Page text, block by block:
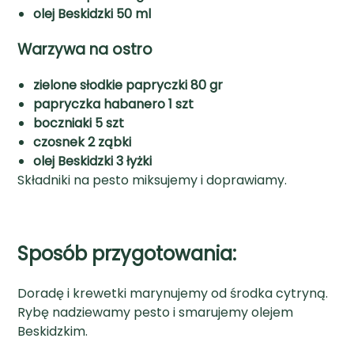
olej Beskidzki 50 ml
Warzywa na ostro
zielone słodkie papryczki 80 gr
papryczka habanero 1 szt
boczniaki 5 szt
czosnek 2 ząbki
olej Beskidzki 3 łyżki
Składniki na pesto miksujemy i doprawiamy.
Sposób przygotowania:
Doradę i krewetki marynujemy od środka cytryną.
Rybę nadziewamy pesto i smarujemy olejem
Beskidzkim.